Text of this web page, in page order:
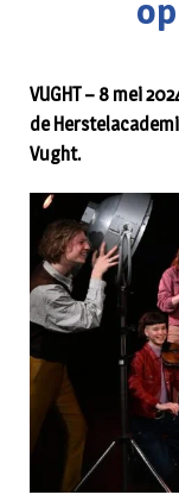
VUGHT – 8 mei
de
Vught.